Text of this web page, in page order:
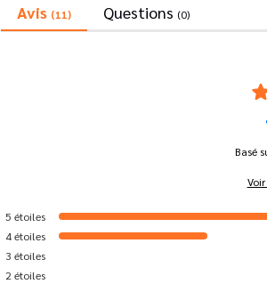
Avis (11) Questions (0)
Basé
5 étoiles
4étoiles
3 étoiles
2 étoiles